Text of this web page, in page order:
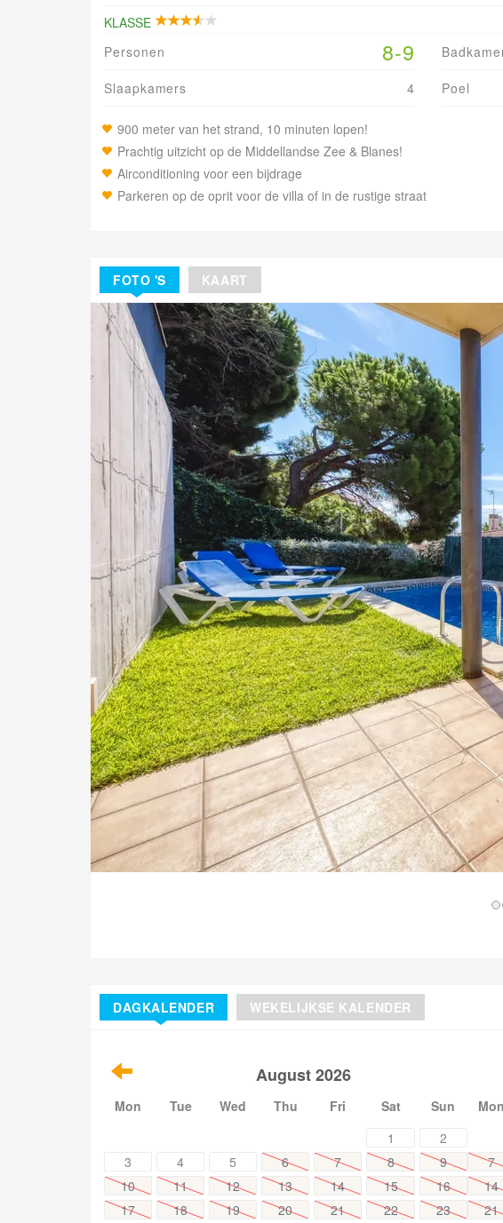
KLASSE
Personen
8-9
Slaapkamers 4 Poel
900 meter van het strand, 10 minuten lopen!
Prachtig uitzicht op de Middellandse Zee & Blanes!
Airconditioning voor een bijdrage
Parkeren op de oprit voor de villa of in de rustige straat
FOTO 'S KAART
DAGKALENDER WEKELIJKSE KALENDER
August 2026
Mon Tue Wed Thu Fri Sat
Sun
1
2
3
4 5 6 7 8
9
10
11 12 13 14 15
16
17
18 19 20 21 22
23
Mon
7
14
21